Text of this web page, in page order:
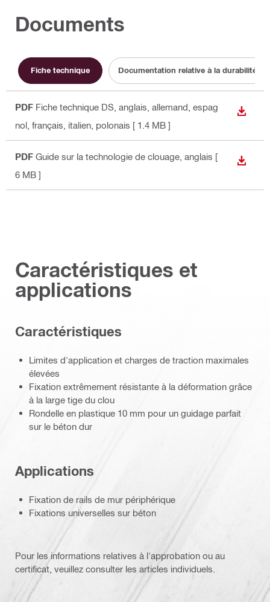
Documents
Fiche technique Documentation relative à la durabilité
PDF Fiche technique DS , anglais, allemand, espag
nol, français, italien, polonais [ 1.4 MB ]
PDF Guide sur la technologie de clouage , anglais [
6 MB ]
Caractéristiques et
applications
Caractéristiques
Limites d'application et charges de traction maximales
élevées
Fixation extrêmement résistante à la déformation grâce
à la large tige du clou
Rondelle en plastique 10 mm pour un guidage parfait
sur le béton dur
Applications
Fixation de rails de mur périphérique
Fixations universelles sur béton
Pour les informations relatives à l'approbation ou au
certificat, veuillez consulter les articles individuels.